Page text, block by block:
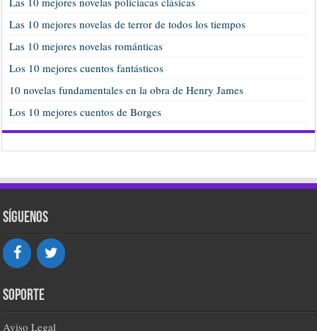
Las 10 mejores novelas de terror de todos los tiempos
Las 10 mejores novelas románticas
Los 10 mejores cuentos fantásticos
10 novelas fundamentales en la obra de Henry James
Los 10 mejores cuentos de Borges
Síguenos
Soporte
Aviso Legal